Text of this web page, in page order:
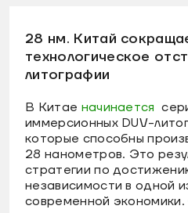
28 нм. Китай
технологическое
литографии
В Китае начинается
иммерсионных DUV-
которые способны
28 нанометров. Это
стратегии по
независимости в одной
современной